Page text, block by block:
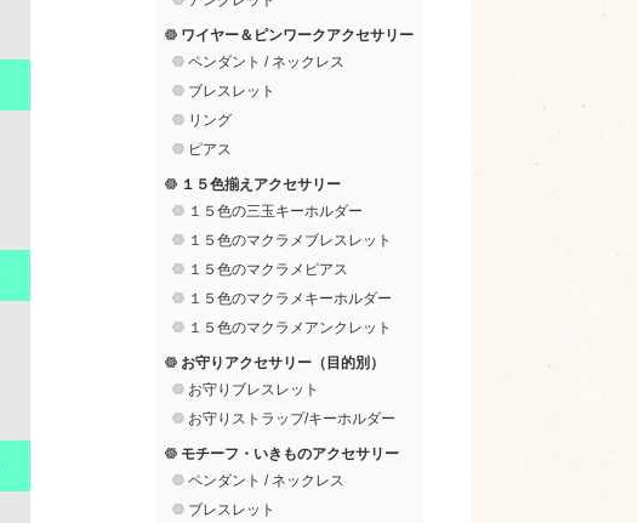
ワイヤー＆ピンワークアクセサリー
ペンダント / ネックレス
ブレスレット
リング
ピアス
１５色揃えアクセサリー
１５色の三玉キーホルダー
１５色のマクラメブレスレット
１５色のマクラメピアス
１５色のマクラメキーホルダー
１５色のマクラメアンクレット
お守りアクセサリー（目的別）
お守りブレスレット
お守りストラップ/キーホルダー
モチーフ・いきものアクセサリー
ペンダント / ネックレス
ブレスレット